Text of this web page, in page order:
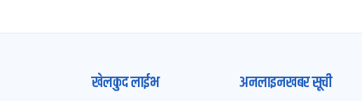
खेलकुद लाईभ अनलाइनखबर सूची